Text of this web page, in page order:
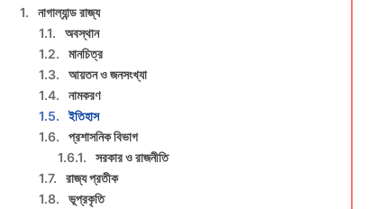
নাগাল্যান্ড রাজ্য
অবস্থান
মানচিত্র
আয়তন ও জনসংখ্যা
নামকরণ
ইতিহাস
প্রশাসনিক বিভাগ
সরকার ও রাজনীতি
রাজ্য প্রতীক
ভূপ্রকৃতি